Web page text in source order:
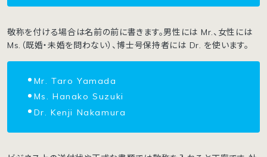
敬称を付ける場合は名前の前に書きます。男性には Mr.、女性には
Ms.（既婚・未婚を問わない）、博士号保持者には Dr. を使います。
Mr. Taro Yamada
Ms. Hanako Suzuki
Dr. Kenji Nakamura